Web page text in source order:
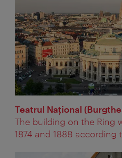
Teatrul Naţional
The building on the Ring
1874 and 1888 according